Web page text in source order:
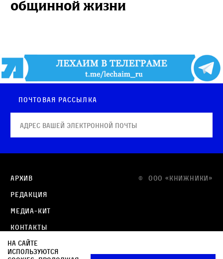
общинной жизни
Почтовая рассылка
© OOO «КНИЖНИКИ»
Архив
Редакция
Медиа-кит
Контакты
Политика в отношении обработки персональных
данных
На сайте
используются